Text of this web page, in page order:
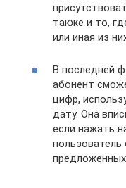
также и то,
или иная из
В последней
абонент
цифр,
дату. Она
если нажать